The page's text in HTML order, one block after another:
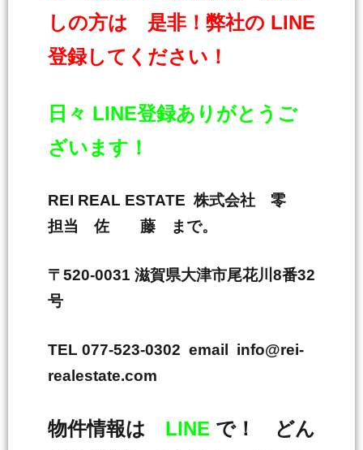
しの方は 是非！弊社の LINE
登録してください！
日々 LINE登録ありがとうご
ざいます！
REI REAL ESTATE 株式会社 零
担当 佐 藤 まで。
〒520-0031 滋賀県大津市尾花川8番32
号
TEL 077-523-0302 email info@rei-
realestate.com
物件情報は LINE で！ どん